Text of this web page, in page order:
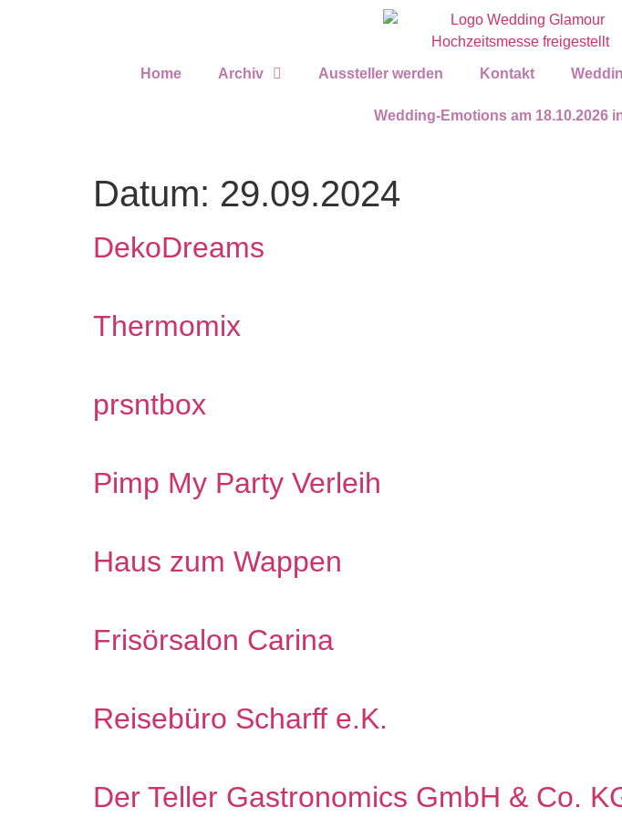
Home Archiv Aussteller werden Kontakt
Wedding-Emotions am 18.10.2026
Datum: 29.09.2024
DekoDreams
Thermomix
prsntbox
Pimp My Party Verleih
Haus zum Wappen
Frisörsalon Carina
Reisebüro Scharff e.K.
Der Teller Gastronomics GmbH & Co.